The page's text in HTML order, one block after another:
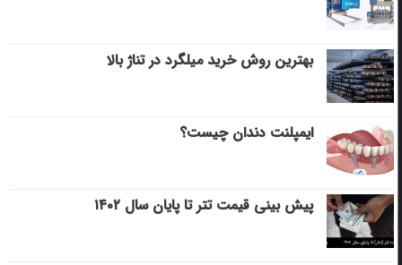
بهترین روش خرید میلگرد در تناژ بالا
ایمپلنت دندان چیست؟
پیش بینی قیمت تتر تا پایان سال ۱۴۰۲